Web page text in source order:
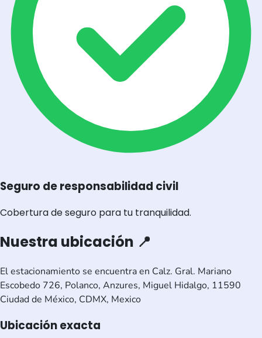
Seguro de responsabilidad civil
Cobertura de seguro para tu tranquilidad.
Nuestra ubicación 📍
El estacionamiento se encuentra en Calz. Gral. Mariano
Escobedo 726, Polanco, Anzures, Miguel Hidalgo, 11590
Ciudad de México, CDMX, Mexico
Ubicación exacta